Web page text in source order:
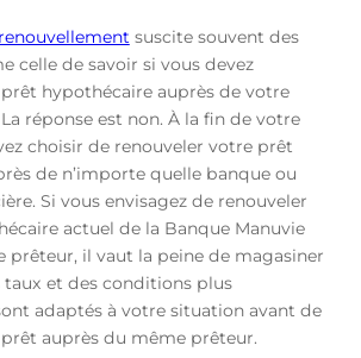
suscite souvent des
celle de savoir si vous devez
hypothécaire auprès de votre
réponse est non. À la fin de votre
choisir de renouveler votre prêt
de n’importe quelle banque ou
Si vous envisagez de renouveler
actuel de la Banque Manuvie
prêteur, il vaut la peine de magasiner
et des conditions plus
adaptés à votre situation avant de
auprès du même prêteur.